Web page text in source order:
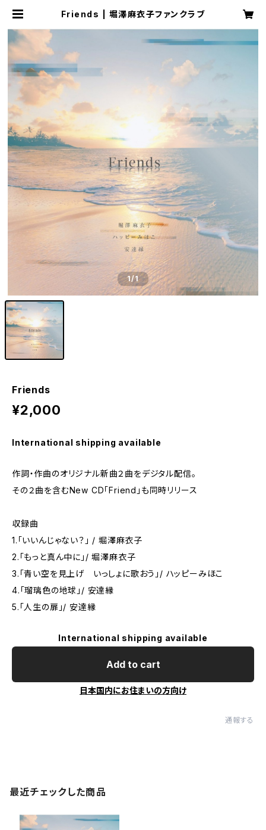
Friends | 堀澤麻衣子ファンクラブ
1/1
Friends
¥2,000
International shipping available
作詞・作曲のオリジナル新曲２曲をデジタル配信。
その２曲を含むNew CD「Friend」も同時リリース
収録曲
1.「いいんじゃない？」 / 堀澤麻衣子
2.「もっと真ん中に」/ 堀澤麻衣子
3.「青い空を見上げ いっしょに歌おう」/ ハッピーみほこ
4.「瑠璃色の地球」/ 安達縁
5.「人生の扉」/ 安達縁
International shipping available
Add to cart
日本国内にお住まいの方向け
通報する
最近チェックした商品